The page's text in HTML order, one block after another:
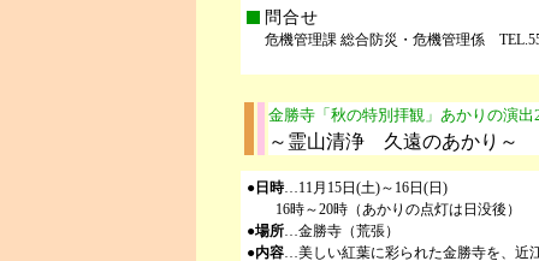
問合せ
危機管理課 総合防災・危機管理係
金勝寺「秋の特別拝観」あかりの演出
～霊山清浄 久遠のあかり～
● 日時…11月15日(土)～16日(日)
16時～20時（あかりの点灯は日没後）
●場所…金勝寺（荒張）
●内容…美しい紅葉に彩られた金勝寺を、近